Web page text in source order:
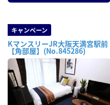
キャンペーン
KマンスリーJR大阪天満宮駅
【角部屋】(No.845286)